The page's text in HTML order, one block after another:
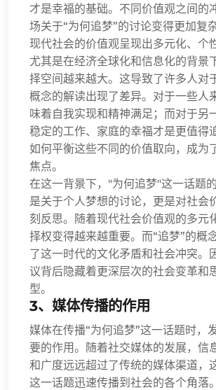
才是幸福的基础。不同价值观之间的
场关于“为何追梦”的讨论变得更加复杂
现代社会的价值观呈现出多元化、个
尤其是在经济全球化和信息化的背景
择空间越来越大。这导致了许多人对
概念的解读出现了差异。对于一些人
味着自我实现和精神满足；而对于另
稳定的工作、家庭的幸福才是更值得
如何平衡这些不同的价值取向，成为
焦点。
在这一背景下，"为何追梦"这一话题
是关于个人梦想的讨论，更是对社会
刻反思。随着现代社会价值观的多元
择权变得越来越重要。而“追梦”的概
了这一时代的文化矛盾和社会冲突。
议背后隐藏着更深层次的社会变革和
型。
3、媒体传播的作用
媒体在传播“为何追梦”这一话题时，
要的作用。随着社交媒体的发展，信
和广度远远超过了传统的媒体渠道，
这一话题迅速传播到社会的各个角落